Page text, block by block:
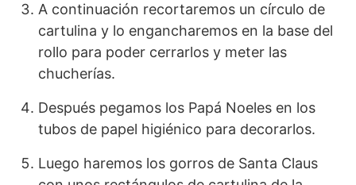
A continuación recortaremos un círculo de
cartulina y lo engancharemos en la base del
rollo para poder cerrarlos y meter las
chucherías.
Después pegamos los Papá Noeles en los
tubos de papel higiénico para decorarlos.
Luego haremos los gorros de Santa Claus